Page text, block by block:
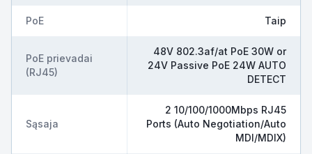
PoE Taip
PoE prievadai
(RJ45)
48V 802.3af/at PoE 30W or
24V Passive PoE 24W AUTO
DETECT
Sąsaja
2 10/100/1000Mbps RJ45
Ports (Auto Negotiation/Auto
MDI/MDIX)